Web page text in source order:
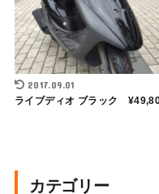
2017.09.01
ライブディオ ブラック
カテゴリー